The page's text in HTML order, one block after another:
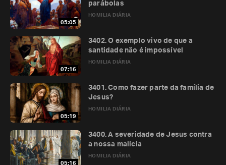
05:05
HOMILIA DIÁRIA
parábolas
07:16
HOMILIA DIÁRIA
3402. O exemplo vivo de que a
santidade não é impossível
05:19
HOMILIA DIÁRIA
3401. Como fazer parte da família de
Jesus?
05:16
HOMILIA DIÁRIA
3400. A severidade de Jesus contra
a nossa malícia